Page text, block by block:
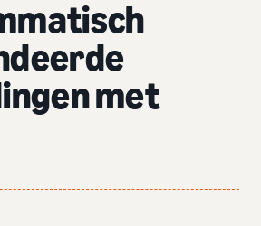
met